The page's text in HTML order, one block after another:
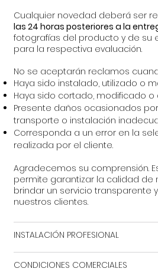
Cualquier novedad deberá ser
las 24 horas posteriores a la
fotografías del producto y de su
para la respectiva evaluación.
No se aceptarán reclamos
Haya sido instalado, utilizado o
Haya sido cortado, modificado o
Presente daños ocasionados
transporte o instalación
Corresponda a un error en la
realizada por el cliente.
Agradecemos su comprensión.
permite garantizar la calidad de
brindar un servicio transparente
nuestros clientes.
INSTALACIÓN PROFESIONAL
CONDICIONES COMERCIALES